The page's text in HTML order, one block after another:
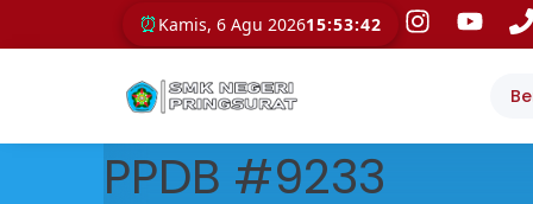
⏰ Kamis, 6 Agu 202615:53:42
PPDB #9233